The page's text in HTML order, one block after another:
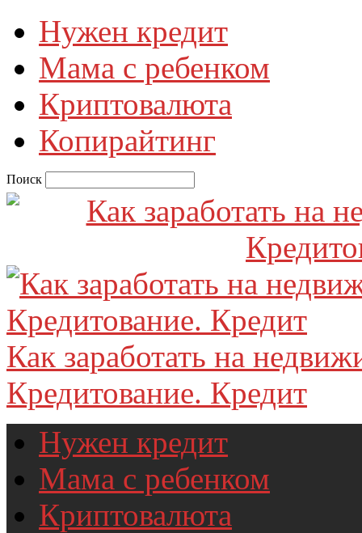
Нужен кредит
Мама с ребенком
Криптовалюта
Копирайтинг
Поиск
Как заработать на
Кредитование. Кредит
Нужен кредит
Мама с ребенком
Криптовалюта